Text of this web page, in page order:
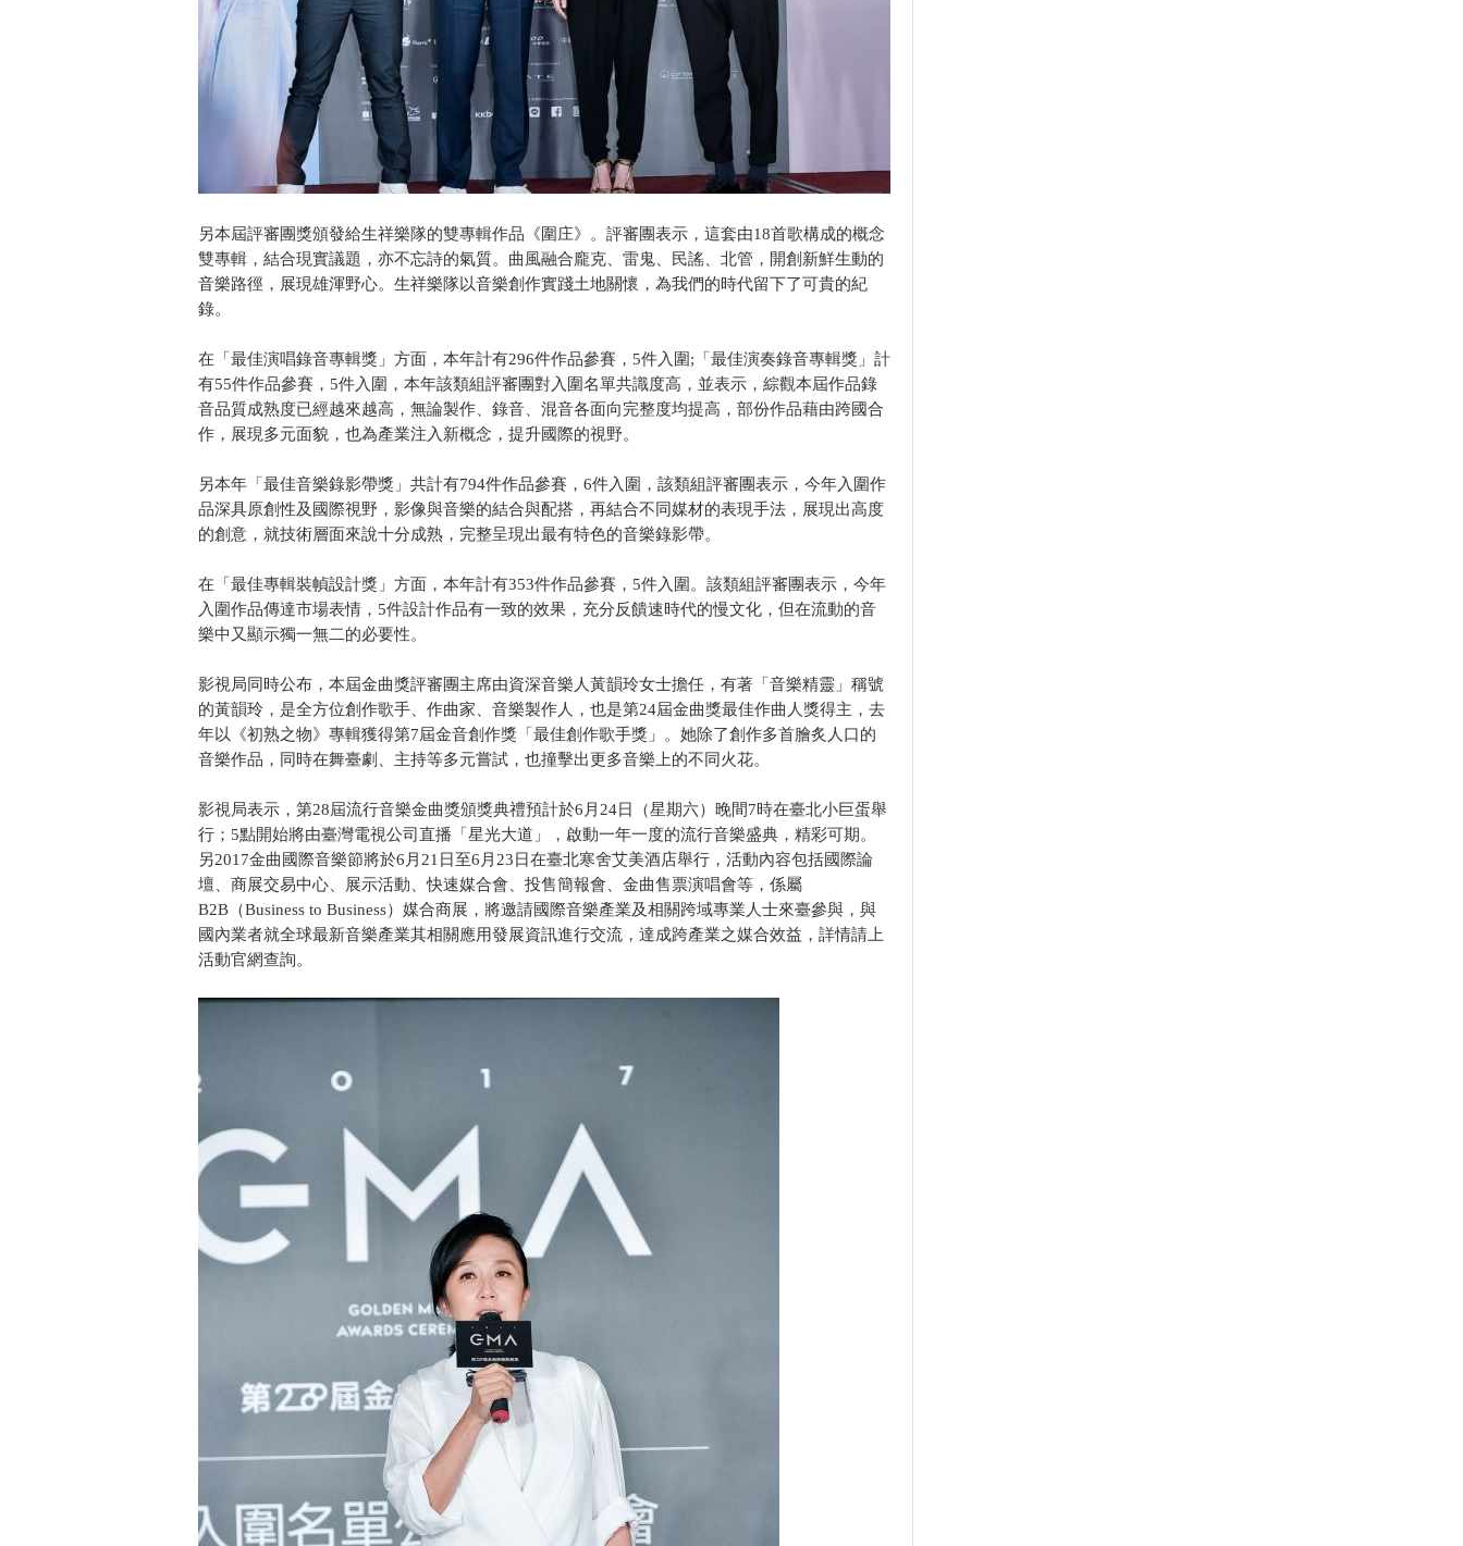
另本屆評審團獎頒發給生祥樂隊的雙專輯作品《圍庄》。評審團表示，這套由18首歌構成的概念
雙專輯，結合現實議題，亦不忘詩的氣質。曲風融合龐克、雷鬼、民謠、北管，開創新鮮生動的
音樂路徑，展現雄渾野心。生祥樂隊以音樂創作實踐土地關懷，為我們的時代留下了可貴的紀
錄。
在「最佳演唱錄音專輯獎」方面，本年計有296件作品參賽，5件入圍;「最佳演奏錄音專輯獎」計
有55件作品參賽，5件入圍，本年該類組評審團對入圍名單共識度高，並表示，綜觀本屆作品錄
音品質成熟度已經越來越高，無論製作、錄音、混音各面向完整度均提高，部份作品藉由跨國合
作，展現多元面貌，也為產業注入新概念，提升國際的視野。
另本年「最佳音樂錄影帶獎」共計有794件作品參賽，6件入圍，該類組評審團表示，今年入圍作
品深具原創性及國際視野，影像與音樂的結合與配搭，再結合不同媒材的表現手法，展現出高度
的創意，就技術層面來說十分成熟，完整呈現出最有特色的音樂錄影帶。
在「最佳專輯裝幀設計獎」方面，本年計有353件作品參賽，5件入圍。該類組評審團表示，今年
入圍作品傳達市場表情，5件設計作品有一致的效果，充分反饋速時代的慢文化，但在流動的音
樂中又顯示獨一無二的必要性。
影視局同時公布，本屆金曲獎評審團主席由資深音樂人黃韻玲女士擔任，有著「音樂精靈」稱號
的黃韻玲，是全方位創作歌手、作曲家、音樂製作人，也是第24屆金曲獎最佳作曲人獎得主，去
年以《初熟之物》專輯獲得第7屆金音創作獎「最佳創作歌手獎」。她除了創作多首膾炙人口的
音樂作品，同時在舞臺劇、主持等多元嘗試，也撞擊出更多音樂上的不同火花。
影視局表示，第28屆流行音樂金曲獎頒獎典禮預計於6月24日（星期六）晚間7時在臺北小巨蛋舉
行；5點開始將由臺灣電視公司直播「星光大道」，啟動一年一度的流行音樂盛典，精彩可期。
另2017金曲國際音樂節將於6月21日至6月23日在臺北寒舍艾美酒店舉行，活動內容包括國際論
壇、商展交易中心、展示活動、快速媒合會、投售簡報會、金曲售票演唱會等，係屬
B2B（Business to Business）媒合商展，將邀請國際音樂產業及相關跨域專業人士來臺參與，與
國內業者就全球最新音樂產業其相關應用發展資訊進行交流，達成跨產業之媒合效益，詳情請上
活動官網查詢。